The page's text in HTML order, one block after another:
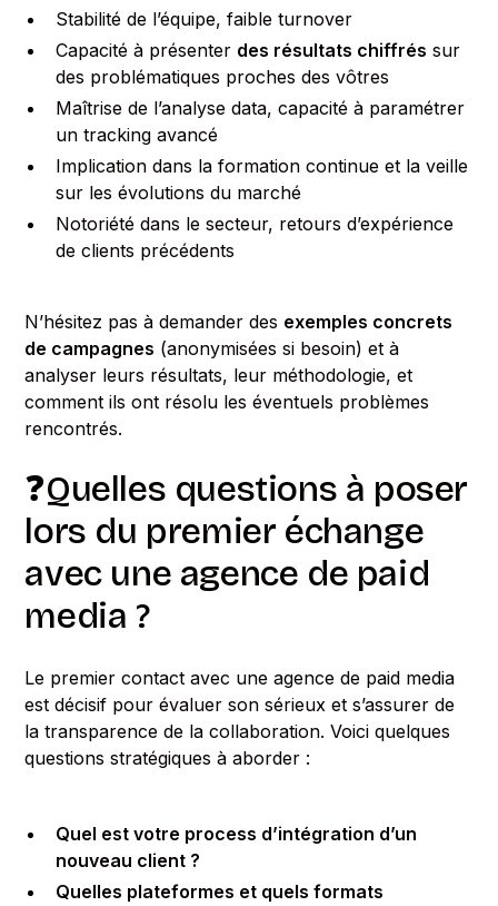
Stabilité de l’équipe, faible turnover
Capacité à présenter des résultats chiffrés sur
des problématiques proches des vôtres
Maîtrise de l’analyse data, capacité à paramétrer
un tracking avancé
Implication dans la formation continue et la veille
sur les évolutions du marché
Notoriété dans le secteur, retours d’expérience
de clients précédents
N’hésitez pas à demander des exemples concrets
de campagnes (anonymisées si besoin) et à
analyser leurs résultats, leur méthodologie, et
comment ils ont résolu les éventuels problèmes
rencontrés.
❓Quelles questions à poser
lors du premier échange
avec une agence de paid
media ?
Le premier contact avec une agence de paid media
est décisif pour évaluer son sérieux et s’assurer de
la transparence de la collaboration. Voici quelques
questions stratégiques à aborder :
Quel est votre process d’intégration d’un
nouveau client ?
Quelles plateformes et quels formats